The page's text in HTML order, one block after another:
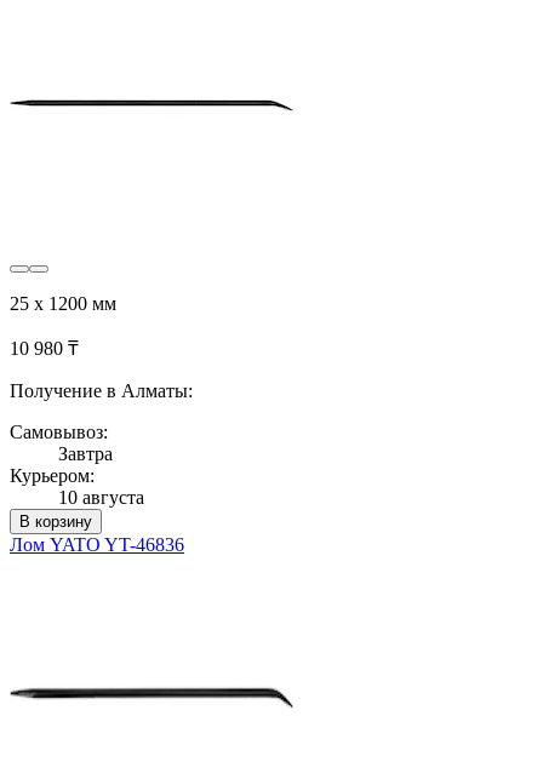
25 х 1200 мм
10 980 ₸
Получение в Алматы:
Самовывоз:
Завтра
Курьером:
10 августа
В корзину
Лом YATO YT-46836